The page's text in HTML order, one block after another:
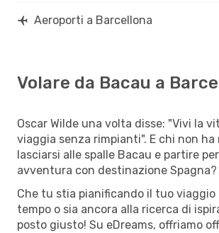
Aeroporti a Barcellona
Volare da Bacau a
Oscar Wilde una volta disse: "Vivi la
viaggia senza rimpianti". E chi non ha
lasciarsi alle spalle Bacau e partire
avventura con destinazione Spagna?
Che tu stia pianificando il tuo viaggio
tempo o sia ancora alla ricerca di
posto giusto! Su eDreams, offriamo